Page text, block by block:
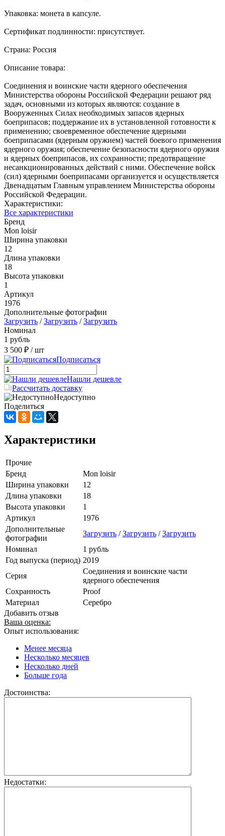
Упаковка: монета в капсуле.
Сертификат подлинности: присутствует.
Страна: Россия
Описание товара:
Cоединения и воинские части ядерного обеспечения
Министерства обороны Российской Федерации решают ряд
задач, основными из которых являются: создание в
Вооруженных Силах необходимых запасов ядерных
боеприпасов; поддержание их в установленной готовности к
применению; своевременное обеспечение ядерными
боеприпасами (ядерным оружием) частей боевого применения
ядерного оружия; обеспечение безопасности ядерного оружия
и ядерных боеприпасов, их сохранности; предотвращение
несанкционированных действий с ними. Обеспечение войск
(сил) ядерными боеприпасами организуется и осуществляется
Двенадцатым Главным управлением Министерства обороны
Российской Федерации.
Характеристики:
Все характеристики
Бренд
Mon loisir
Ширина упаковки
12
Длина упаковки
18
Высота упаковки
1
Артикул
1976
Дополнительные фотографии
Загрузить /Загрузить /Загрузить
Номинал
1 рубль
3 500 ₽ / шт
Подписаться
Нашли дешевле
Рассчитать доставку
Недоступно
Поделиться
Характеристики
Прочие
Бренд
Mon loisir
Ширина упаковки
12
Длина упаковки
18
Высота упаковки
1
Артикул
1976
Дополнительные
фотографии
Загрузить /Загрузить /Загрузить
Номинал
1 рубль
Год выпуска (период) 2019
Серия
Соединения и воинские части
ядерного обеспечения
Сохранность
Proof
Материал
Серебро
Добавить отзыв
Ваша оценка:
Опыт использования:
Менее месяца
Несколько месяцев
Несколько дней
Больше года
Достоинства:
Недостатки: